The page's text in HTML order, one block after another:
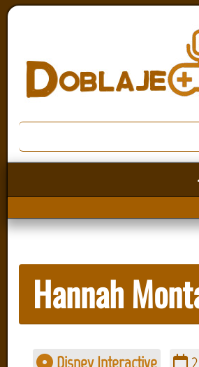
Hannah
Disney Interactive